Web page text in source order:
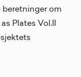
om
Plates Vol.II